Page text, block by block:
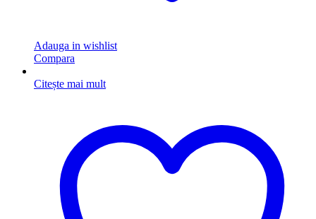
Adauga in wishlist
Compara
Citește mai mult